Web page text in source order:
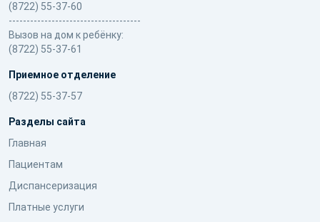
(8722) 55-37-60
-------------------------------------
Вызов на дом к ребёнку:
(8722) 55-37-61
Приемное отделение
(8722) 55-37-57
Разделы сайта
Главная
Пациентам
Диспансеризация
Платные услуги